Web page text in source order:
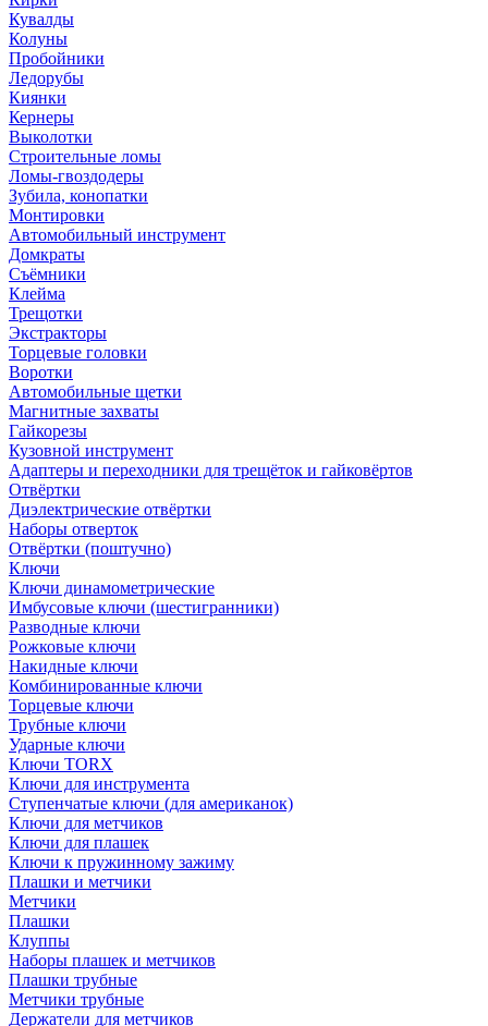
Кувалды
Колуны
Пробойники
Ледорубы
Киянки
Кернеры
Выколотки
Строительные ломы
Ломы-гвоздодеры
Зубила, конопатки
Монтировки
Автомобильный инструмент
Домкраты
Съёмники
Клейма
Трещотки
Экстракторы
Торцевые головки
Воротки
Автомобильные щетки
Магнитные захваты
Гайкорезы
Кузовной инструмент
Адаптеры и переходники для трещёток и гайковёртов
Отвёртки
Диэлектрические отвёртки
Наборы отверток
Отвёртки (поштучно)
Ключи
Ключи динамометрические
Имбусовые ключи (шестигранники)
Разводные ключи
Рожковые ключи
Накидные ключи
Комбинированные ключи
Торцевые ключи
Трубные ключи
Ударные ключи
Ключи TORX
Ключи для инструмента
Ступенчатые ключи (для американок)
Ключи для метчиков
Ключи для плашек
Ключи к пружинному зажиму
Плашки и метчики
Метчики
Плашки
Клуппы
Наборы плашек и метчиков
Плашки трубные
Метчики трубные
Держатели для метчиков